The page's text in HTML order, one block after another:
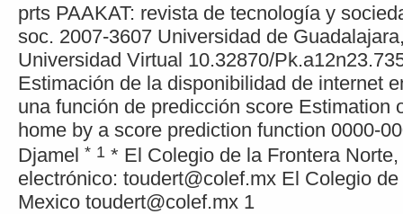
prts PAAKAT: revista de tecnología y
soc. 2007-3607 Universidad de
Universidad Virtual 10.32870/
Estimación de la disponibilidad de internet
una función de predicción score Estimation
home by a score prediction function 0000-
Djamel * 1 * El Colegio de la Frontera
electrónico: toudert@colef.mx El Colegio
Mexico toudert@colef.mx 1